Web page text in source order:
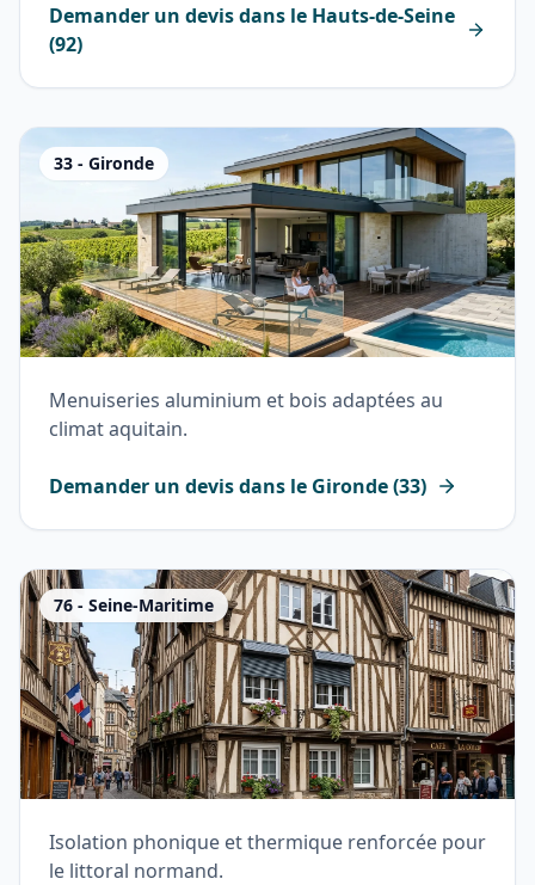
Demander un devis dans le Hauts-de-Seine
(92)
33 - Gironde
Menuiseries aluminium et bois adaptées au
climat aquitain.
Demander un devis dans le Gironde(33)
76 - Seine-Maritime
Isolation phonique et thermique renforcée pour
le littoral normand.